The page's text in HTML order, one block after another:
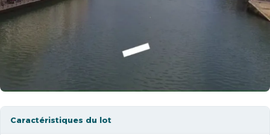
Caractéristiques du lot